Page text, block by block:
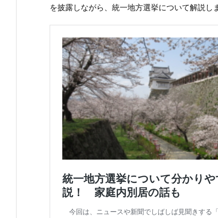
を披露しながら、統一地方選挙について解説し